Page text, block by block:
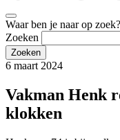
Waar ben je naar op zoek?
Zoeken
6 maart 2024
Vakman Henk
klokken